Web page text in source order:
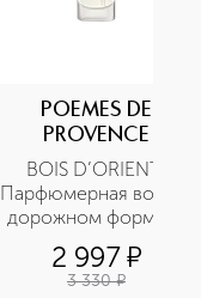
POEMES DE
PROVENCE
BOIS D’ORIENT
Парфюмерная вода в
дорожном формате
2 997¤
3 330 ¤